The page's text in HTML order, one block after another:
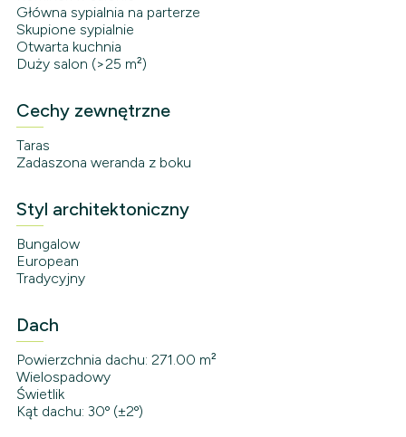
Główna sypialnia na parterze
Skupione sypialnie
Otwarta kuchnia
Duży salon (>25 m²)
Cechy zewnętrzne
Taras
Zadaszona weranda z boku
Styl architektoniczny
Bungalow
European
Tradycyjny
Dach
Powierzchnia dachu: 271.00 m²
Wielospadowy
Świetlik
Kąt dachu: 30º (±2º)